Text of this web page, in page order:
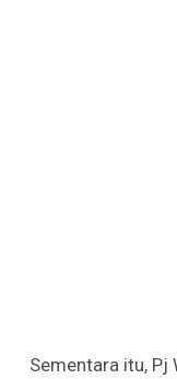
Sementara itu, Pj